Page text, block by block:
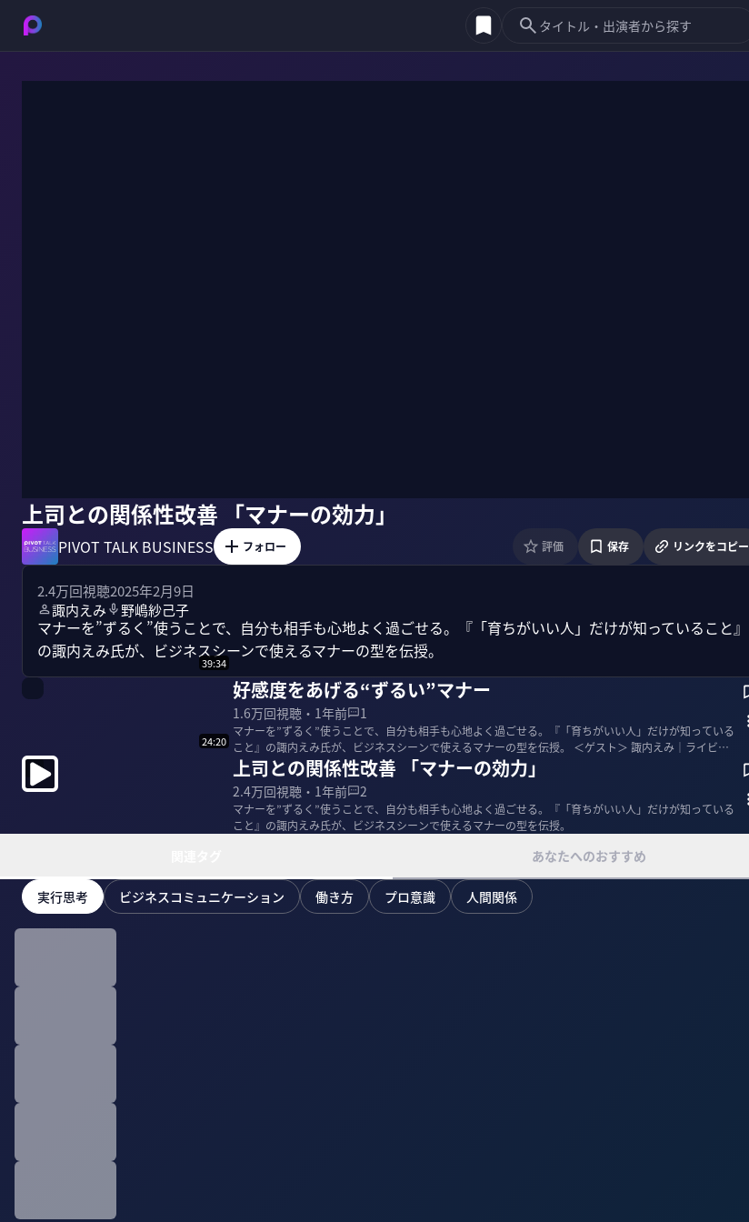
上司との関係性改善 「マナーの効力」
PIVOT TALK BUSINESS フォロー 評価 保存 リンクをコピー
2.4万回視聴2025年2月9日
諏内えみ
野嶋紗己子
マナーを”ずるく”使うことで、自分も相手も心地よく過ごせる。『「育ちがいい人」だけが知っていること』
の諏内えみ氏が、ビジネスシーンで使えるマナーの型を伝授。
39:34
好感度をあげる“ずるい”マナー
1.6万回視聴・ 1年前 1
マナーを”ずるく”使うことで、自分も相手も心地よく過ごせる。『「育ちがいい人」だけが知っている
こと』の諏内えみ氏が、ビジネスシーンで使えるマナーの型を伝授。 ＜ゲスト＞ 諏内えみ｜ライビウ
ム代表 1...
24:20
上司との関係性改善 「マナーの効力」
2.4万回視聴・ 1年前 2
マナーを”ずるく”使うことで、自分も相手も心地よく過ごせる。『「育ちがいい人」だけが知っている
こと』の諏内えみ氏が、ビジネスシーンで使えるマナーの型を伝授。
あなたへのおすすめ
実行思考 ビジネスコミュニケーション 働き方 プロ意識 人間関係